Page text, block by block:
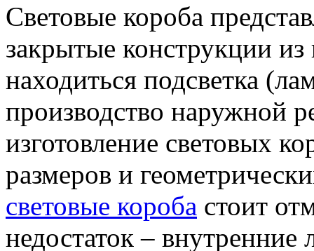
Световые короба
закрытые конструкции
находиться подсветка
производство наружной
изготовление световых
размеров и
световые короба стоит
недостаток –